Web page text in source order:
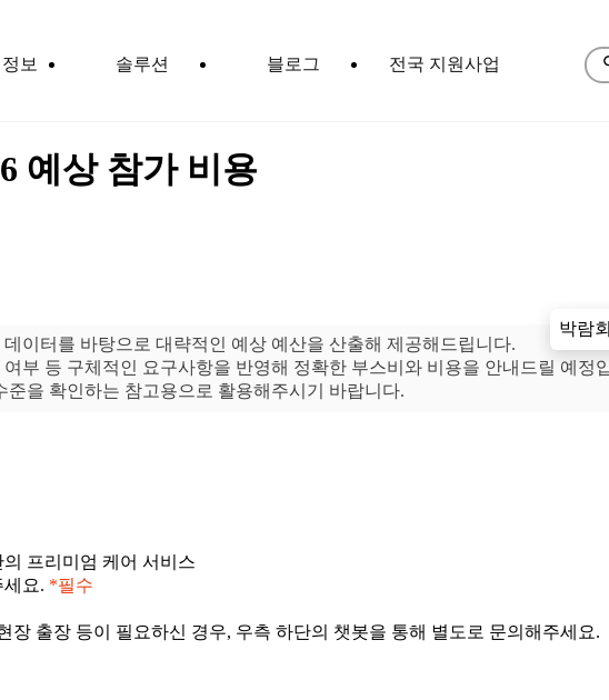
보 솔루션 블로그
전국 지원사업
예상 참가 비용
박람
이터를 바탕으로 대략적인 예상 예산을 산출해 제공해드립니다.
부 등 구체적인 요구사항을 반영해 정확한 부스비와 비용을 안내드릴 예정
프리미엄 케어 서비스
요. *필수
장 출장 등이 필요하신 경우, 우측 하단의 챗봇을 통해 별도로 문의해주세요.